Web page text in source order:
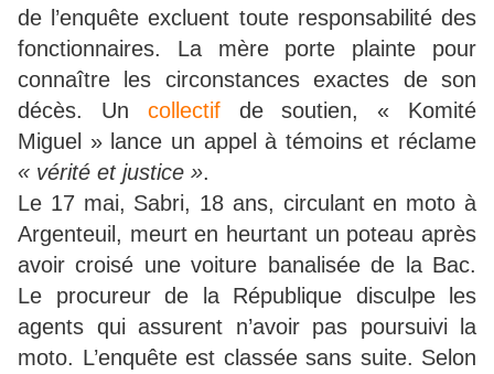
de l’enquête excluent toute responsabilité des
fonctionnaires. La mère porte plainte pour
connaître les circonstances exactes de son
décès. Un collectifde soutien, « Komité
Miguel » lance un appel à témoins et réclame
« vérité et justice ».
Le 17 mai, Sabri, 18 ans, circulant en moto à
Argenteuil, meurt en heurtant un poteau après
avoir croisé une voiture banalisée de la Bac.
Le procureur de la République disculpe les
agents qui assurent n’avoir pas poursuivi la
moto. L’enquête est classée sans suite. Selon